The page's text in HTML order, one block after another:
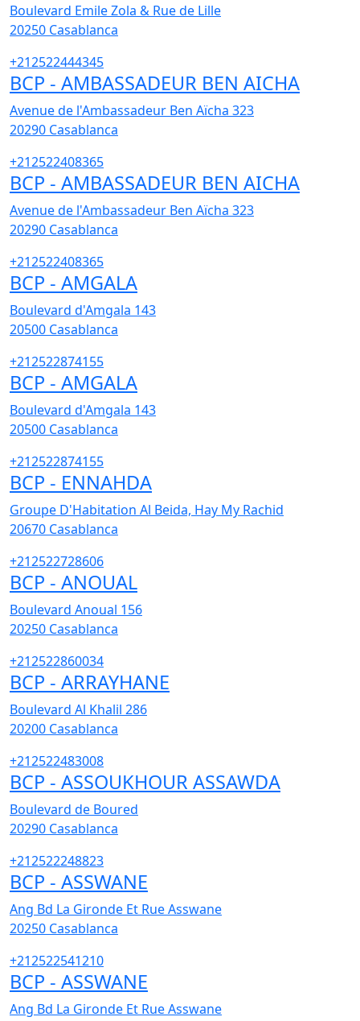
Boulevard Emile Zola & Rue de Lille
20250 Casablanca
+212522444345
BCP - AMBASSADEUR BEN AICHA
Avenue de l'Ambassadeur Ben Aïcha 323
20290 Casablanca
+212522408365
BCP - AMBASSADEUR BEN AICHA
Avenue de l'Ambassadeur Ben Aïcha 323
20290 Casablanca
+212522408365
BCP - AMGALA
Boulevard d'Amgala 143
20500 Casablanca
+212522874155
BCP - AMGALA
Boulevard d'Amgala 143
20500 Casablanca
+212522874155
BCP - ENNAHDA
Groupe D'Habitation Al Beida, Hay My Rachid
20670 Casablanca
+212522728606
BCP - ANOUAL
Boulevard Anoual 156
20250 Casablanca
+212522860034
BCP - ARRAYHANE
Boulevard Al Khalil 286
20200 Casablanca
+212522483008
BCP - ASSOUKHOUR ASSAWDA
Boulevard de Boured
20290 Casablanca
+212522248823
BCP - ASSWANE
Ang Bd La Gironde Et Rue Asswane
20250 Casablanca
+212522541210
BCP - ASSWANE
Ang Bd La Gironde Et Rue Asswane